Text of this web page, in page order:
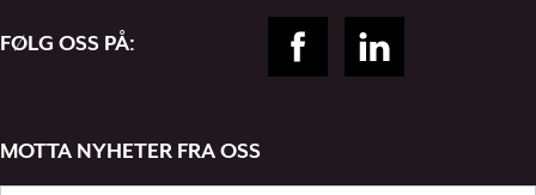
FØLG OSS PÅ:
MOTTA NYHETER FRA OSS